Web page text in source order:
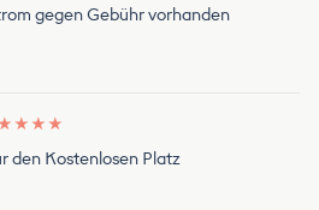
gegen Gebühr vorhanden
★ ★ ★
den Kostenlosen Platz